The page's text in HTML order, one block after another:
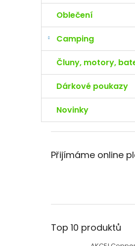
Oblečení
Camping
Čluny, motory,
Dárkové poukazy
Novinky
Přijímáme online
Top 10 produktů